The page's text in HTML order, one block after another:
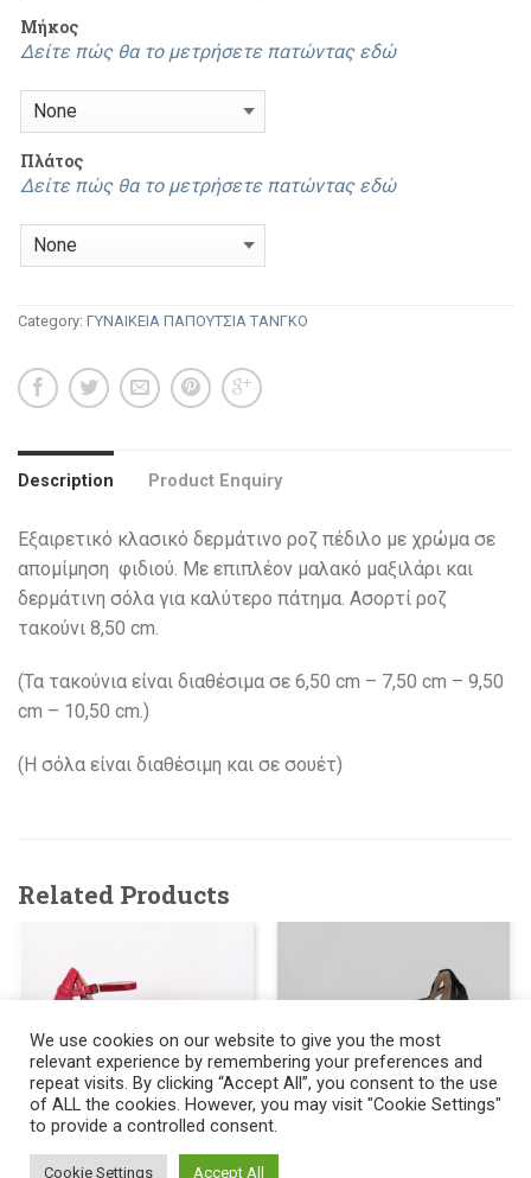
Mήκος
Δείτε πώς θα το μετρήσετε πατώντας εδώ
Πλάτος
Δείτε πώς θα το μετρήσετε πατώντας εδώ
Category: ΓΥΝΑΙΚΕΙΑ ΠΑΠΟΥΤΣΙΑ ΤΑΝΓΚΟ
Description Product Enquiry
Εξαιρετικό κλασικό δερμάτινο ροζ πέδιλο με χρώμα σε
απομίμηση φιδιού. Με επιπλέον μαλακό μαξιλάρι και
δερμάτινη σόλα για καλύτερο πάτημα. Ασορτί ροζ
τακούνι 8,50 cm.
(Τα τακούνια είναι διαθέσιμα σε 6,50 cm – 7,50 cm – 9,50
cm – 10,50 cm.)
(H σόλα είναι διαθέσιμη και σε σουέτ)
Related Products
512
ΓΥΝΑΙΚΕΙΑ ΠΑΠΟΥΤΣΙΑ
145.00
€
We use cookies on our website to give you the most
relevant experience by remembering your preferences and
repeat visits. By clicking “Accept All”, you consent to the use
of ALL the cookies. However, you may visit "Cookie Settings"
to provide a controlled consent.
Cookie Settings Accept All